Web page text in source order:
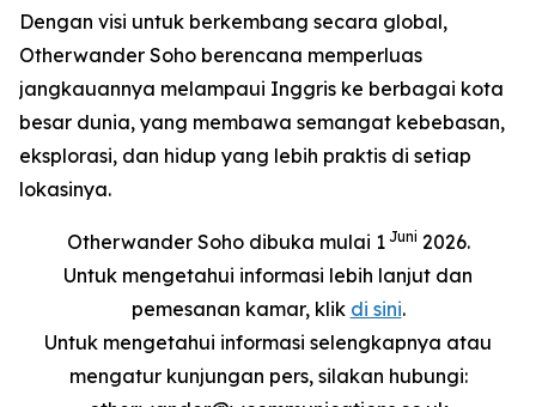
Dengan visi untuk berkembang secara global,
Otherwander Soho berencana memperluas
jangkauannya melampaui Inggris ke berbagai kota
besar dunia, yang membawa semangat kebebasan,
eksplorasi, dan hidup yang lebih praktis di setiap
lokasinya.
Otherwander Soho dibuka mulai 1 Juni 2026.
Untuk mengetahui informasi lebih lanjut dan
pemesanan kamar, klik di sini.
Untuk mengetahui informasi selengkapnya atau
mengatur kunjungan pers, silakan hubungi: